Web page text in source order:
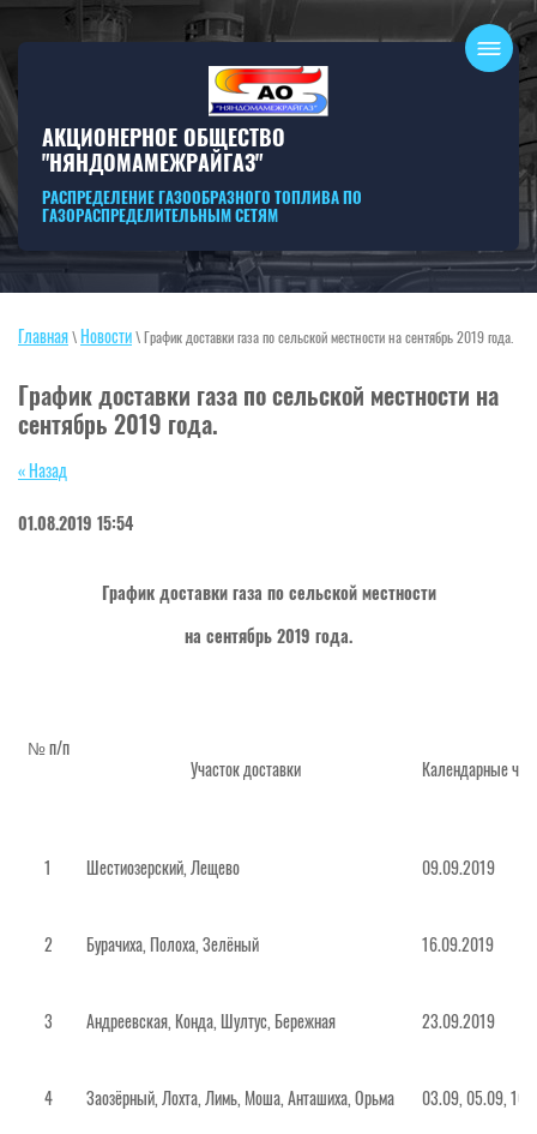
АКЦИОНЕРНОЕ ОБЩЕСТВО
"НЯНДОМАМЕЖРАЙГАЗ"
РАСПРЕДЕЛЕНИЕ ГАЗООБРАЗНОГО ТОПЛИВА ПО
ГАЗОРАСПРЕДЕЛИТЕЛЬНЫМ СЕТЯМ
Главная \ Новости \ График доставки газа по сельской местности на сентябрь 2019 года.
График доставки газа по сельской местности на
сентябрь 2019 года.
« Назад
01.08.2019 15:54
График доставки газа по сельской местности
на сентябрь 2019 года.
№ п/п
Участок доставки
Календарные
Шестиозерский, Лещево 09.09.2019
2 Бурачиха, Полоха, Зелёный 16.09.2019
3 Андреевская, Конда, Шултус, Бережная 23.09.2019
4 Заозёрный, Лохта, Лимь, Моша, Анташиха, Орьма 03.09, 05.09,